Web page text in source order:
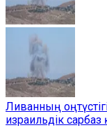
Ливанның
израильдік сарбаз